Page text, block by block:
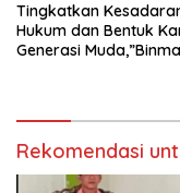
Tingkatkan
Hukum dan Bentuk
Generasi
Rekomendasi